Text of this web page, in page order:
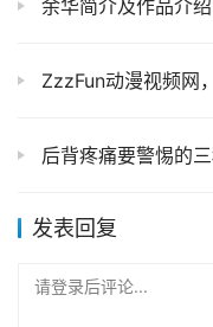
余华简介及作品介绍
ZzzFun动漫视频
后背疼痛要警惕的
发表回复
请登录后评论...